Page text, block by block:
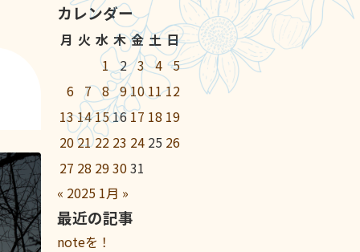
カレンダー
月 火 水 木 金 土 日
1 2 3 4 5
6 7 8 910 1112
1314151617 18 19
2021 22 23 24 25 26
27 28 293031
« 2025 1月 »
最近の記事
noteを！